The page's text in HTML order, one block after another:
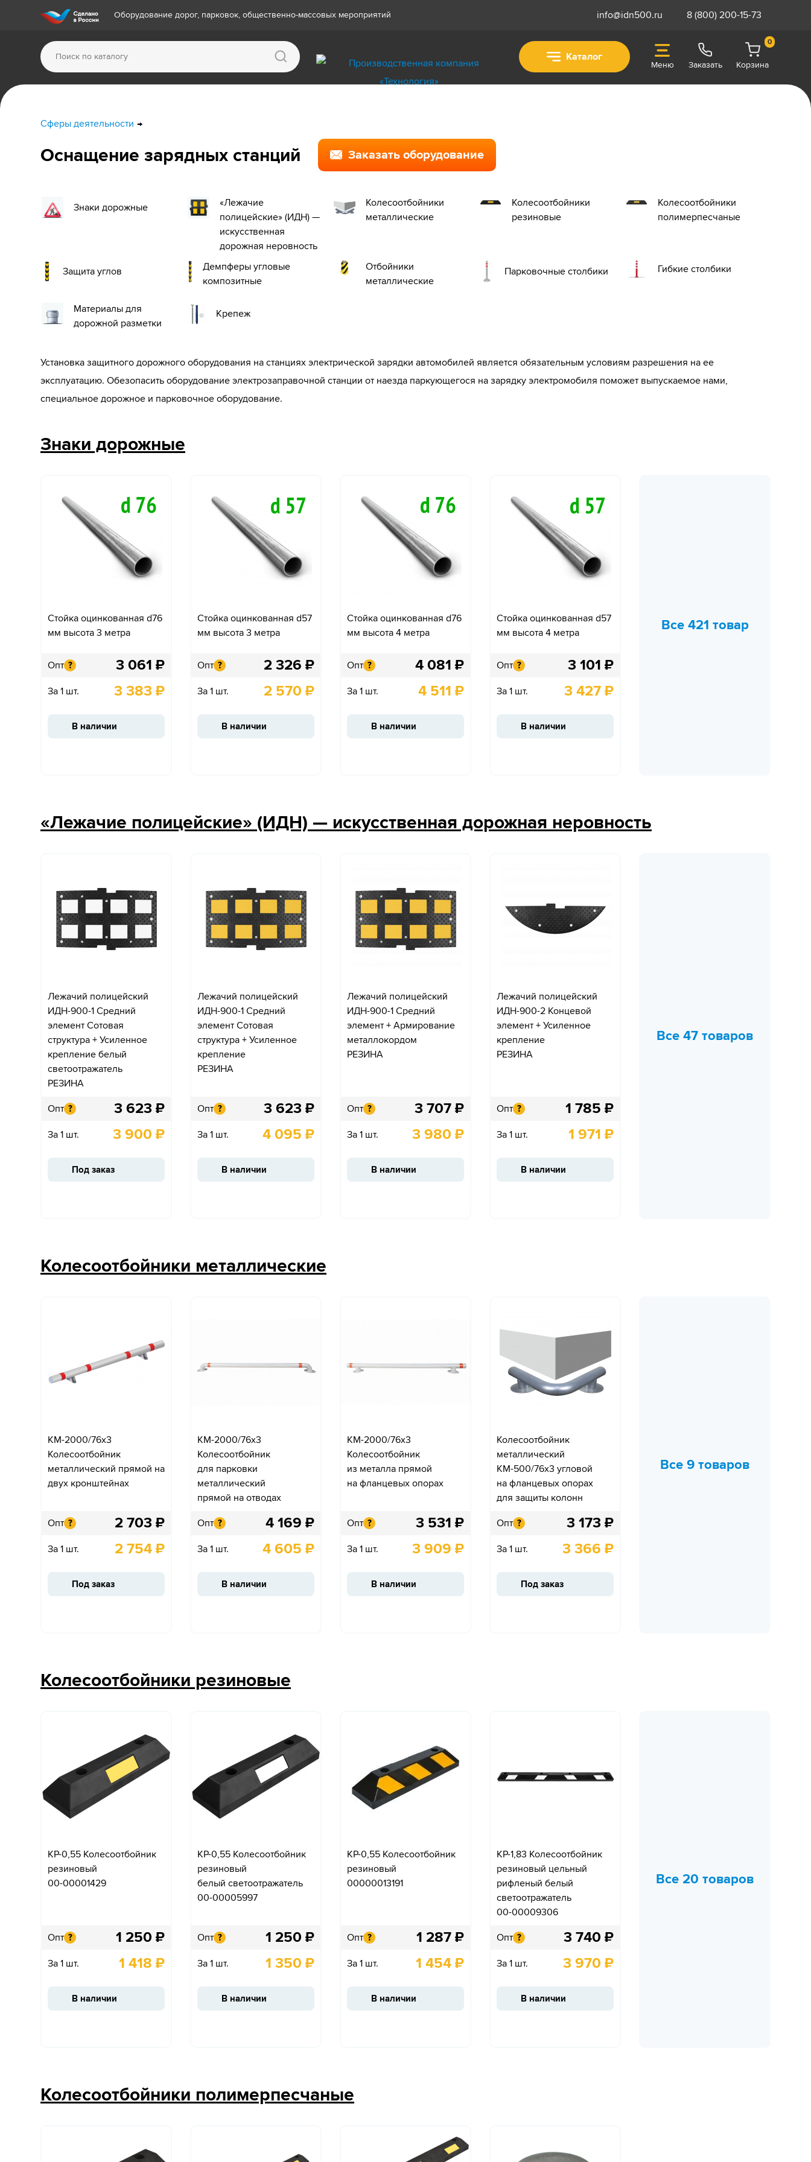
Оборудование дорог, парковок, общественно-массовых мероприятий info@idn500.ru 8 (800) 200-15-73
Каталог
Меню Заказать
0
Корзина
Сферы деятельности
Оснащение зарядных станций Заказать оборудование
Знаки дорожные
«Лежачие
полицейские» (ИДН) —
искусственная
дорожная неровность
Колесоотбойники
металлические
Колесоотбойники
резиновые
Колесоотбойники
полимерпесчаные
Защита углов
Демпферы угловые
композитные
Отбойники
металлические
Парковочные столбики Гибкие столбики
Материалы для
дорожной разметки
Крепеж
Установка защитного дорожного оборудования на станциях электрической зарядки автомобилей является обязательным условиям разрешения на ее
эксплуатацию. Обезопасить оборудование электрозаправочной станции от наезда паркующегося на зарядку электромобиля поможет выпускаемое нами,
специальное дорожное и парковочное оборудование.
Знаки дорожные
Стойка оцинкованная d76
мм высота 3 метра
Опт ? 3 061 ₽
За 1 шт. 3 383 ₽
В наличии
Стойка оцинкованная d57
мм высота 3 метра
Опт ? 2 326 ₽
За 1 шт. 2 570 ₽
В наличии
Стойка оцинкованная d76
мм высота 4 метра
Опт ? 4 081 ₽
За 1 шт. 4 511 ₽
В наличии
Стойка оцинкованная d57
мм высота 4 метра
Опт ? 3 101 ₽
За 1 шт. 3 427 ₽
В наличии
Все 421 товар
«Лежачие полицейские» (ИДН) — искусственная дорожная неровность
Лежачий полицейский
ИДН-900-1 Средний
элемент Сотовая
структура + Усиленное
крепление белый
светоотражатель
РЕЗИНА
Опт ? 3 623 ₽
За 1 шт. 3 900 ₽
Под заказ
Лежачий полицейский
ИДН-900-1 Средний
элемент Сотовая
структура + Усиленное
крепление
РЕЗИНА
Опт ? 3 623 ₽
За 1 шт. 4 095 ₽
В наличии
Лежачий полицейский
ИДН-900-1 Средний
элемент + Армирование
металлокордом
РЕЗИНА
Опт ? 3 707 ₽
За 1 шт. 3 980 ₽
В наличии
Лежачий полицейский
ИДН-900-2 Концевой
элемент + Усиленное
крепление
РЕЗИНА
Опт ? 1 785 ₽
За 1 шт. 1 971 ₽
В наличии
Все 47 товаров
Колесоотбойники металлические
КМ-2000/76х3
Колесоотбойник
металлический прямой на
двух кронштейнах
Опт ? 2 703 ₽
За 1 шт. 2 754 ₽
Под заказ
КМ-2000/76х3
Колесоотбойник
для парковки
металлический
прямой на отводах
Опт ? 4 169 ₽
За 1 шт. 4 605 ₽
В наличии
КМ-2000/76х3
Колесоотбойник
из металла прямой
на фланцевых опорах
Опт ? 3 531 ₽
За 1 шт. 3 909 ₽
В наличии
Колесоотбойник
металлический
КМ-500/76х3 угловой
на фланцевых опорах
для защиты колонн
Опт ? 3 173 ₽
За 1 шт. 3 366 ₽
Под заказ
Все 9 товаров
Колесоотбойники резиновые
КР-0,55 Колесоотбойник
резиновый
00-00001429
Опт ? 1 250 ₽
За 1 шт. 1 418 ₽
В наличии
КР-0,55 Колесоотбойник
резиновый
белый светоотражатель
00-00005997
Опт ? 1 250 ₽
За 1 шт. 1 350 ₽
В наличии
КР-0,55 Колесоотбойник
резиновый
00000013191
Опт ? 1 287 ₽
За 1 шт. 1 454 ₽
В наличии
КР-1,83 Колесоотбойник
резиновый цельный
рифленый белый
светоотражатель
00-00009306
Опт ? 3 740 ₽
За 1 шт. 3 970 ₽
В наличии
Все 20 товаров
Колесоотбойники полимерпесчаные